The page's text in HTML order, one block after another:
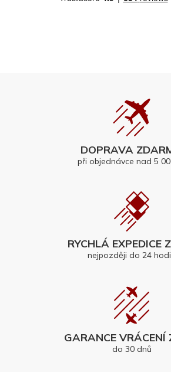
DOPRAVA
při objednávce nad 5
RYCHLÁ EXPEDICE
nejpozději do 24
GARANCE VRÁCENÍ
do 30 dnů